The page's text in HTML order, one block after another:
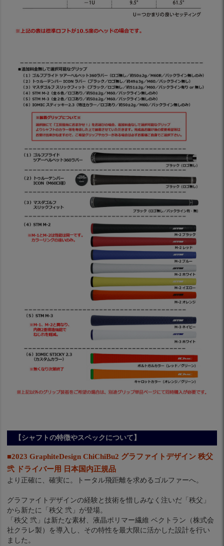
【シャフトの特徴やスペックについて】
■2023 GraphiteDesign ChiChiBu2 グラファイトデザイン 秩父
弐 ドライバー用 日本国内正規品
より正確に、確実に。トータル飛距離を求めるゴルファーへ。
グラファイトデザインの経験と技術を惜しみなく注いだ「秩父」
から新たに「秩父 弐」が登場。
「秩父 弐」は新たな素材、液晶ポリマー繊維 ベクトラン（株式会
社クラレ製）を導入し、その特性を最大限に活かした設計を行い
ました。